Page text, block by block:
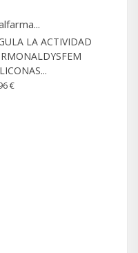
LA ACTIVIDAD
€